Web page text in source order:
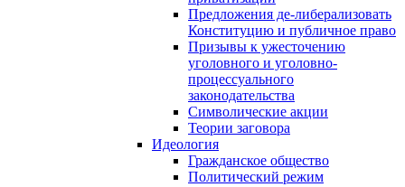
Предложения де-либерализовать
Конституцию и публичное право
Призывы к ужесточению
уголовного и уголовно-
процессуального
законодательства
Символические акции
Теории заговора
Идеология
Гражданское общество
Политический режим